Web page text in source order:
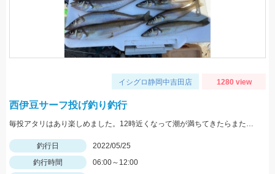
イシグロ静岡中吉田店 1280 view
西伊豆サーフ投げ釣り釣行
毎投アタリはあり楽しめました。12時近くなって潮が満ちてきたらまた食い良くなりましたが、エサ切れで終了しました。エサは赤イソメでした。
釣行日
2022/05/25
釣行時間
06:00～12:00